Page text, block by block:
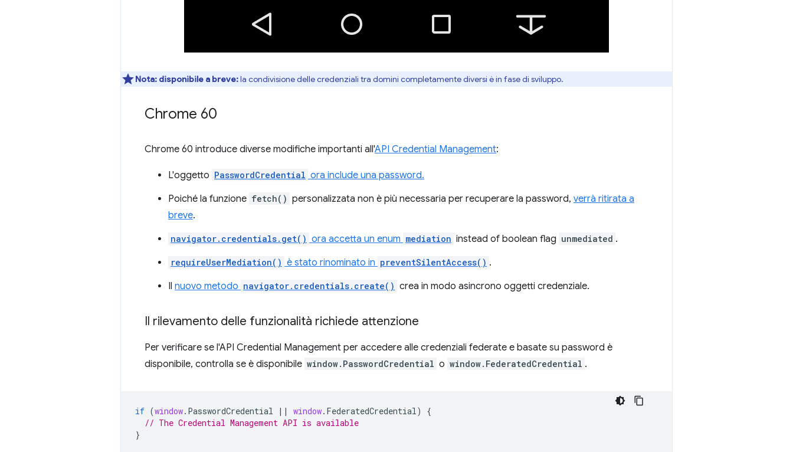
Nota: disponibile a breve:la condivisione delle credenziali tra domini completamente diversi è in fase di sviluppo.
Chrome 60
Chrome 60 introduce diverse modifiche importanti all'API Credential Management:
L'oggetto PasswordCredential ora include una password.
Poiché la funzione fetch() personalizzata non è più necessaria per recuperare la password, verrà ritirata a
breve.
navigator.credentials.get() ora accetta un enum mediation instead of boolean flag unmediated .
requireUserMediation() è stato rinominato in preventSilentAccess() .
Il nuovo metodo navigator.credentials.create() crea in modo asincrono oggetti credenziale.
Il rilevamento delle funzionalità richiede attenzione
Per verificare se l'API Credential Management per accedere alle credenziali federate e basate su password è
disponibile, controlla se è disponibile window.PasswordCredential o window.FederatedCredential .
if (window. PasswordCredential || window. FederatedCredential)
{
// The Credential Management API is available
}